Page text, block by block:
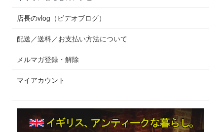
店長のvlog（ビデオブログ）
配送／送料／お支払い方法について
メルマガ登録・解除
マイアカウント